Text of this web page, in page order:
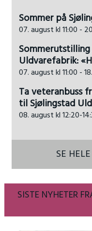
Sommer på
07. august kl 11:00 -
Uldvarefabrik:
07. august kl 11:00 -
Ta veteranbuss
til Sjølingstad
08. august kl 12:20-
SE
SISTE NYHETER